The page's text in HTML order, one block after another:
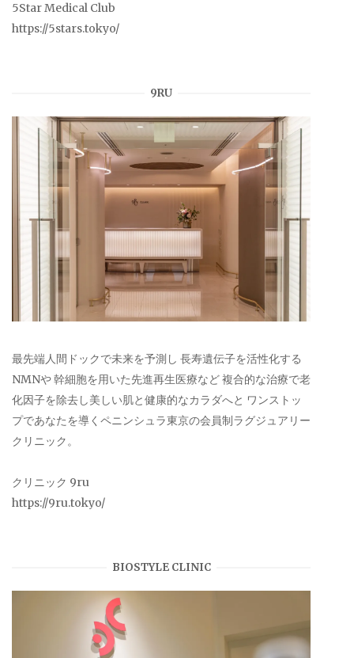
5Star Medical Club
https://5stars.tokyo/
9RU
最先端人間ドックで未来を予測し 長寿遺伝子を活性化する
NMNや 幹細胞を用いた先進再生医療など 複合的な治療で老
化因子を除去し美しい肌と健康的なカラダへと ワンストッ
プであなたを導くペニンシュラ東京の会員制ラグジュアリー
クリニック。
クリニック 9ru
https://9ru.tokyo/
BIOSTYLE CLINIC